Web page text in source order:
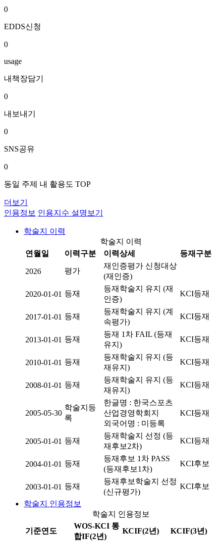
0
EDDS신청
0
usage
내책장담기
0
내보내기
0
SNS공유
0
동일 주제 내 활용도 TOP
더보기
인용정보 인용지수 설명보기
학술지 이력
학술지 이력
연월일
이력구분 이력상세 등재구분
2026 평가
재인증평가 신청대상
(재인증)
2020-01-01 등재
등재학술지 유지 (재
인증)
KCI등재
2017-01-01 등재
등재학술지 유지 (계
속평가)
KCI등재
2013-01-01 등재
등재 1차 FAIL (등재
유지)
KCI등재
2010-01-01 등재
등재학술지 유지 (등
재유지)
KCI등재
2008-01-01 등재
등재학술지 유지 (등
재유지)
KCI등재
2005-05-30
학술지등
록
한글명 : 한국스포츠
산업경영학회지
외국어명 : 미등록
KCI등재
2005-01-01 등재
등재학술지 선정 (등
재후보2차)
KCI등재
2004-01-01 등재
등재후보 1차 PASS
(등재후보1차)
KCI후보
2003-01-01 등재
등재후보학술지 선정
(신규평가)
KCI후보
학술지 인용정보
학술지 인용정보
기준연도
WOS-KCI 통
합IF(2년)
KCIF(2년) KCIF(3년)